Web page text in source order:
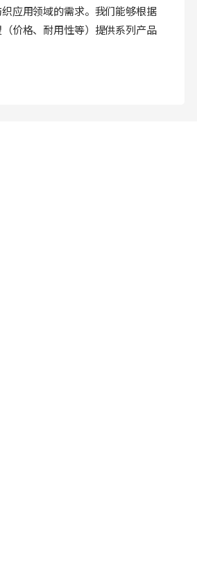
应用领域的需求。我们能够根据
价格、耐用性等）提供系列产品